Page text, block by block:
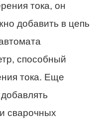
тока, он
добавить в цепь
способный
тока. Еще
сварочных